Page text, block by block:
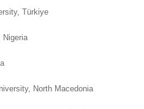
Türkiye
Nigeria
North Macedonia